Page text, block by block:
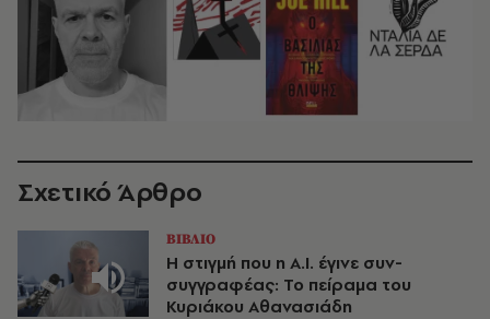
Σχετικό Άρθρο
ΒΙΒΛΙΟ
Η στιγμή που η Α.Ι. έγινε συν-
συγγραφέας: Το πείραμα του
Κυριάκου Αθανασιάδη